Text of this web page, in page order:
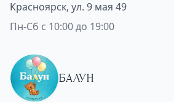
Красноярск, ул. 9 мая 49
Пн-Сб с 10:00 до 19:00
БАЛУН